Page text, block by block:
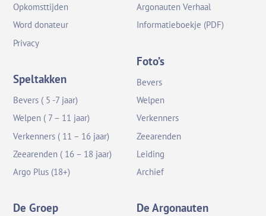
Opkomsttijden
Word donateur
Privacy
Speltakken
Bevers ( 5 -7 jaar)
Welpen ( 7 – 11 jaar)
Verkenners ( 11 – 16 jaar)
Zeearenden ( 16 – 18 jaar)
Argo Plus (18+)
Argonauten Verhaal
Informatieboekje (PDF)
Foto’s
Bevers
Welpen
Verkenners
Zeearenden
Leiding
Archief
De Groep De Argonauten